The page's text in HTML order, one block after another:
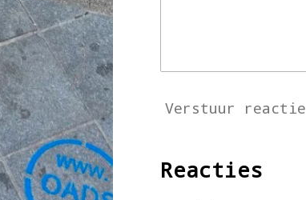
Verstuur reactie
Reacties